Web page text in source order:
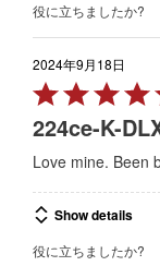
役に立ちましたか?
2024年9月18日
Rated
5
out
of
5
224ce-K-
Show details
役に立ちましたか?